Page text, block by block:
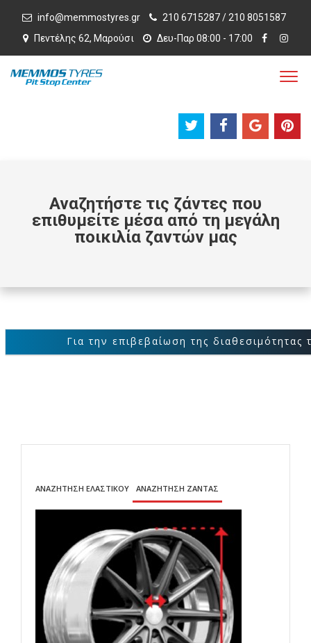
info@memmostyres.gr
210 6715287 / 210 8051587
Πεντέλης 62, Μαρούσι
Δευ-Παρ 08:00 - 17:00
Αναζητήστε τις ζάντες που
επιθυμείτε μέσα από τη μεγάλη
ποικιλία ζαντών μας
την επιβεβαίωση της διαθεσιμότητας των
ΑΝΑΖΗΤΗΣΗ ΕΛΑΣΤΙΚΟΥ ΑΝΑΖΗΤΗΣΗ ΖΑΝΤΑΣ